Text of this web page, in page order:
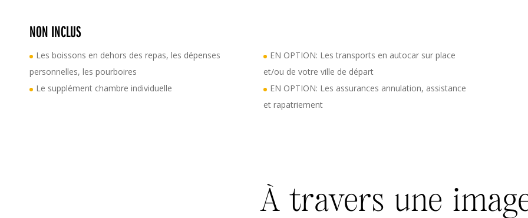
NON INCLUS
Les boissons en dehors des repas, les dépenses
personnelles, les pourboires
Le supplément chambre individuelle
EN OPTION: Les transports en autocar sur place
et/ou de votre ville de départ
EN OPTION: Les assurances annulation, assistance
et rapatriement
À travers une